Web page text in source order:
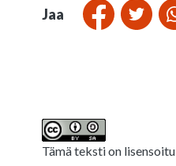
Jaa
Tämä teksti on lisensoitu